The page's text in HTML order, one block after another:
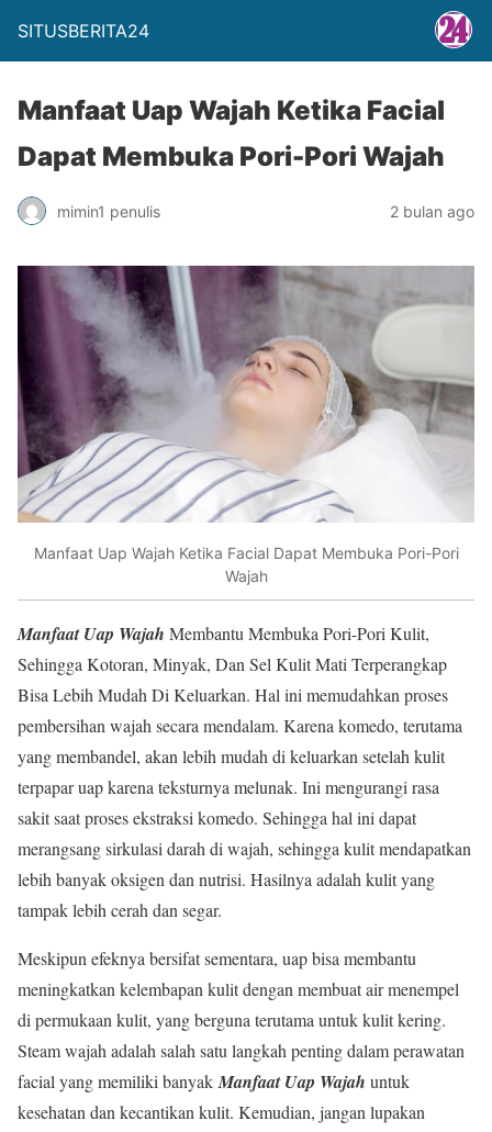
SITUSBERITA24
Manfaat Uap Wajah Ketika Facial
Dapat Membuka Pori-Pori Wajah
mimin1 penulis 2 bulan ago
Manfaat Uap Wajah Ketika Facial Dapat Membuka Pori-Pori
Wajah
Manfaat Uap Wajah Membantu Membuka Pori-Pori Kulit,
Sehingga Kotoran, Minyak, Dan Sel Kulit Mati Terperangkap
Bisa Lebih Mudah Di Keluarkan. Hal ini memudahkan proses
pembersihan wajah secara mendalam. Karena komedo, terutama
yang membandel, akan lebih mudah di keluarkan setelah kulit
terpapar uap karena teksturnya melunak. Ini mengurangi rasa
sakit saat proses ekstraksi komedo. Sehingga hal ini dapat
merangsang sirkulasi darah di wajah, sehingga kulit mendapatkan
lebih banyak oksigen dan nutrisi. Hasilnya adalah kulit yang
tampak lebih cerah dan segar.
Meskipun efeknya bersifat sementara, uap bisa membantu
meningkatkan kelembapan kulit dengan membuat air menempel
di permukaan kulit, yang berguna terutama untuk kulit kering.
Steam wajah adalah salah satu langkah penting dalam perawatan
facial yang memiliki banyak Manfaat Uap Wajah untuk
kesehatan dan kecantikan kulit. Kemudian, jangan lupakan